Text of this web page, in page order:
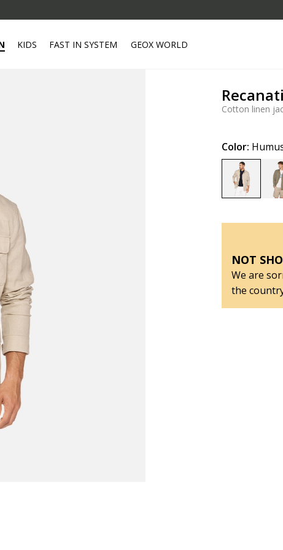
KIDS FAST IN SYSTEM GEOX WORLD
Cotton linen
Color:
NOT
We are
the